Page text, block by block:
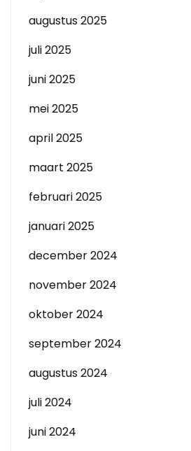
augustus 2025
juli 2025
juni 2025
mei 2025
april 2025
maart 2025
februari 2025
januari 2025
december 2024
november 2024
oktober 2024
september 2024
augustus 2024
juli 2024
juni 2024